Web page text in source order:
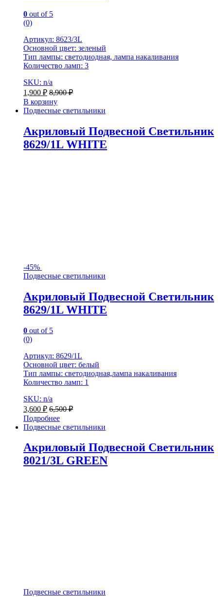
0 out of 5
(0)
Артикул: 8623/3L
Основной цвет: зеленый
Тип лампы: светодиодная, лампа накаливания
Количество ламп: 3
SKU: n/a
1,900 ₽ 8,900₽
В корзину
Подвесные светильники
Акриловый Подвесной Светильник
8629/1L WHITE
-45%
Подвесные светильники
Акриловый Подвесной Светильник
8629/1L WHITE
0 out of 5
(0)
Артикул: 8629/1L
Основной цвет: белый
Тип лампы: светодиодная,лампа накаливания
Количество ламп: 1
SKU: n/a
3,600 ₽ 6,500₽
Подробнее
Подвесные светильники
Акриловый Подвесной Светильник
8021/3L GREEN
Подвесные светильники